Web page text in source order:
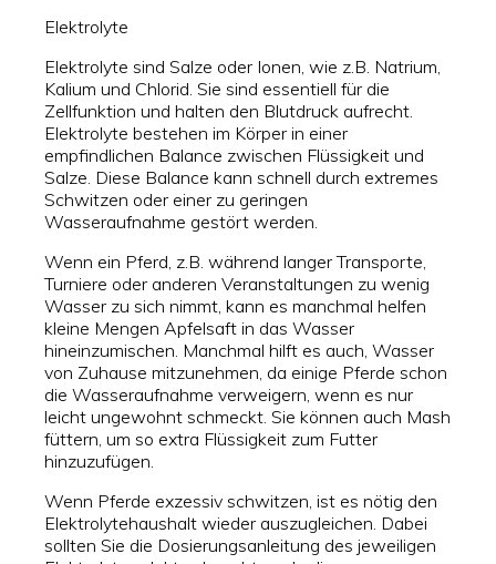
Elektrolyte
Elektrolyte sind Salze oder Ionen, wie z.B. Natrium,
Kalium und Chlorid. Sie sind essentiell für die
Zellfunktion und halten den Blutdruck aufrecht.
Elektrolyte bestehen im Körper in einer
empfindlichen Balance zwischen Flüssigkeit und
Salze. Diese Balance kann schnell durch extremes
Schwitzen oder einer zu geringen
Wasseraufnahme gestört werden.
Wenn ein Pferd, z.B. während langer Transporte,
Turniere oder anderen Veranstaltungen zu wenig
Wasser zu sich nimmt, kann es manchmal helfen
kleine Mengen Apfelsaft in das Wasser
hineinzumischen. Manchmal hilft es auch, Wasser
von Zuhause mitzunehmen, da einige Pferde schon
die Wasseraufnahme verweigern, wenn es nur
leicht ungewohnt schmeckt. Sie können auch Mash
füttern, um so extra Flüssigkeit zum Futter
hinzuzufügen.
Wenn Pferde exzessiv schwitzen, ist es nötig den
Elektrolytehaushalt wieder auszugleichen. Dabei
sollten Sie die Dosierungsanleitung des jeweiligen